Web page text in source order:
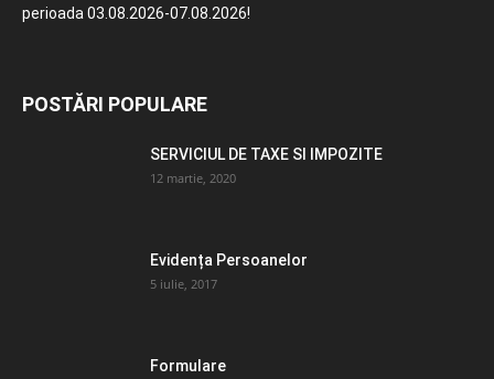
perioada 03.08.2026-07.08.2026!
POSTĂRI POPULARE
SERVICIUL DE TAXE SI IMPOZITE
12 martie, 2020
Evidența Persoanelor
5 iulie, 2017
Formulare